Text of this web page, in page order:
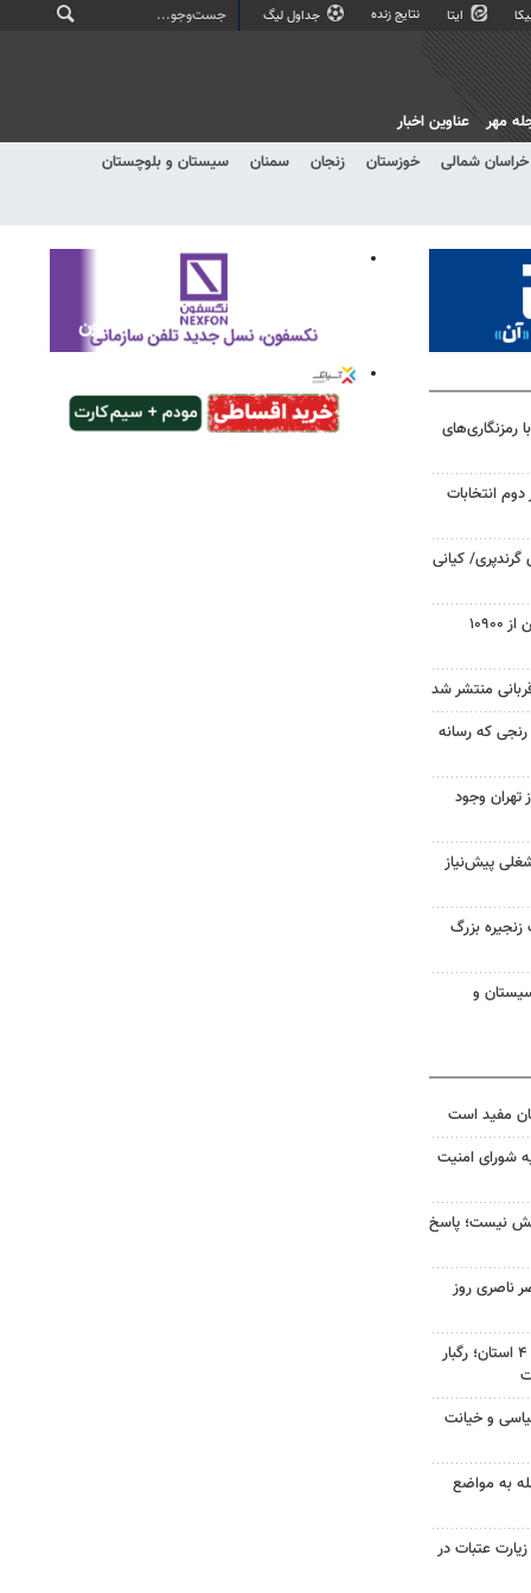
ایتا نتایج زنده جداول لیگ
خراسان شمالی خوزستان زنجان سمنان سیستان و بلوچستان
مهر عناوین اخبار
رمزنگاری‌های
انتخابات
گرندپری/ کیانی
تعداد استارلینک‌ها در مدار زمین از ۱۰۹۰۰
منتشر شد
که رسانه
تهران وجود
پیش‌نیاز
بزرگ
سیستان و
مفید است
شورای امنیت
نیست؛ پاسخ
ناصری روز
هشدار نارنجی هواشناسی برای ۴ استان؛ رگبار
و خیانت
به مواضع
زیارت عتبات در